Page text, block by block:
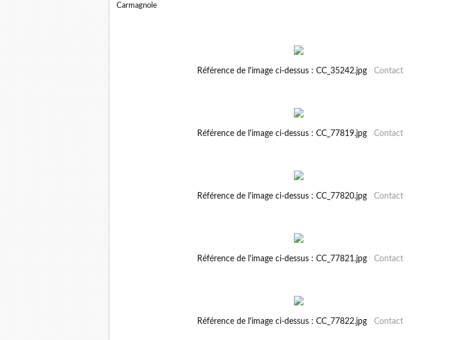
Carmagnole
Référence de l'image ci-dessus : CC_35242.jpg Contact
Référence de l'image ci-dessus : CC_77819.jpg Contact
Référence de l'image ci-dessus : CC_77820.jpg Contact
Référence de l'image ci-dessus : CC_77821.jpg Contact
Référence de l'image ci-dessus : CC_77822.jpg Contact